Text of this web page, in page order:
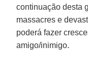
continuação desta
massacres e
poderá fazer
amigo/inimigo.